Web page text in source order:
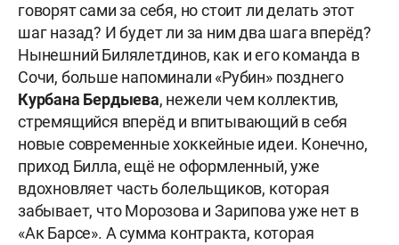
говорят сами за себя, но стоит ли делать этот
шаг назад? И будет ли за ним два шага вперёд?
Нынешний Билялетдинов, как и его команда в
Сочи, больше напоминали «Рубин» позднего
Курбана Бердыева, нежели чем коллектив,
стремящийся вперёд и впитывающий в себя
новые современные хоккейные идеи. Конечно,
приход Билла, ещё не оформленный, уже
вдохновляет часть болельщиков, которая
забывает, что Морозова и Зарипова уже нет в
«Ак Барсе». А сумма контракта, которая